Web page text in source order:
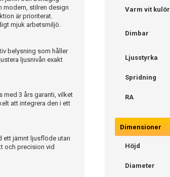
modern, stilren design
är prioriterat.
mjuk arbetsmiljö.
belysning som håller
ljusnivån exakt
med 3 års garanti, vilket
att integrera den i ett
ett jämnt ljusflöde utan
och precision vid
Varm vit kulör
Dimbar
Ljusstyrka
Spridning
RA
Dimensioner
Höjd
Diameter